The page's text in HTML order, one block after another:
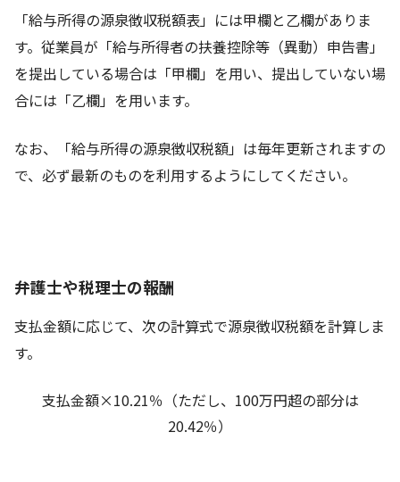
「給与所得の源泉徴収税額表」には甲欄と乙欄がありま
す。従業員が「給与所得者の扶養控除等（異動）申告書」
を提出している場合は「甲欄」を用い、提出していない場
合には「乙欄」を用います。
なお、「給与所得の源泉徴収税額」は毎年更新されますの
で、必ず最新のものを利用するようにしてください。
弁護士や税理士の報酬
支払金額に応じて、次の計算式で源泉徴収税額を計算しま
す。
支払金額×10.21％（ただし、100万円超の部分は
20.42％）